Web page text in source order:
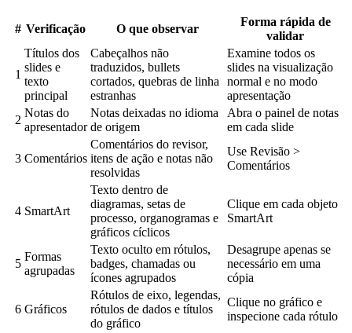
# Verificação O que observar
Forma rápida de
validar
1
Títulos dos
slides e
texto
principal
Cabeçalhos não
traduzidos, bullets
cortados, quebras de linha
estranhas
Examine todos os
slides na visualização
normal e no modo
apresentação
2
Notas do
apresentador
Notas deixadas no idioma
de origem
Abra o painel de notas
em cada slide
3 Comentários
Comentários do revisor,
itens de ação e notas não
resolvidas
Use Revisão >
Comentários
4 SmartArt
Texto dentro de
diagramas, setas de
processo, organogramas e
gráficos cíclicos
Clique em cada objeto
SmartArt
5
Formas
agrupadas
Texto oculto em rótulos,
badges, chamadas ou
ícones agrupados
Desagrupe apenas se
necessário em uma
cópia
6 Gráficos
Rótulos de eixo, legendas,
rótulos de dados e títulos
do gráfico
Clique no gráfico e
inspecione cada rótulo